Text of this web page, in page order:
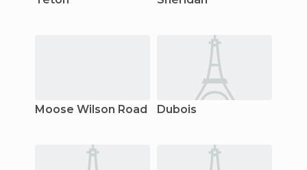
Moose Wilson Road Dubois